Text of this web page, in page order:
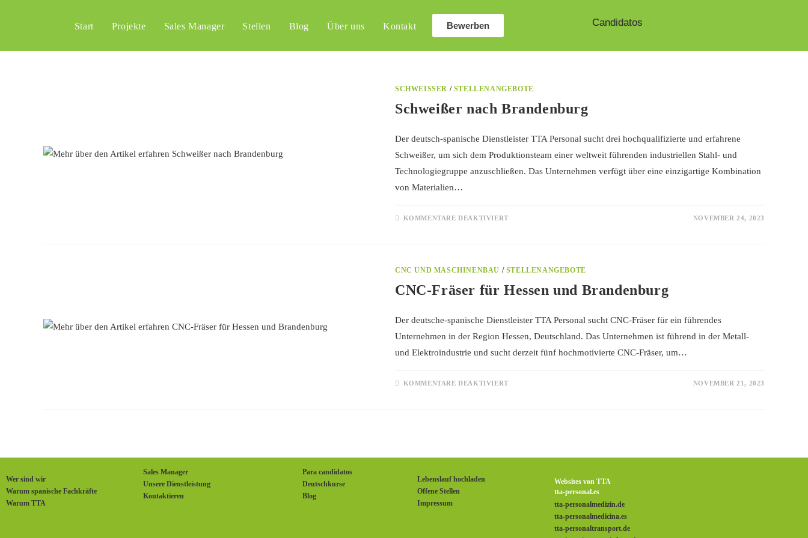
Start Projekte Sales Manager Stellen Blog Über uns Kontakt Bewerben Candidatos
SCHWEISSER / STELLENANGEBOTE
Schweißer nach Brandenburg
Der deutsch-spanische Dienstleister TTA Personal sucht drei hochqualifizierte und erfahrene
Schweißer, um sich dem Produktionsteam einer weltweit führenden industriellen Stahl- und
Technologiegruppe anzuschließen. Das Unternehmen verfügt über eine einzigartige Kombination
von Materialien…
KOMMENTARE DEAKTIVIERT NOVEMBER 24, 2023
CNC UND MASCHINENBAU / STELLENANGEBOTE
CNC-Fräser für Hessen und Brandenburg
Der deutsche-spanische Dienstleister TTA Personal sucht CNC-Fräser für ein führendes
Unternehmen in der Region Hessen, Deutschland. Das Unternehmen ist führend in der Metall-
und Elektroindustrie und sucht derzeit fünf hochmotivierte CNC-Fräser, um…
KOMMENTARE DEAKTIVIERT NOVEMBER 21, 2023
Wer sind wir
Warum spanische Fachkräfte
Warum TTA
Sales Manager
Unsere Dienstleistung
Kontaktieren
Para candidatos
Deutschkurse
Blog
Lebenslauf hochladen
Offene Stellen
Impressum
Websites von TTA
tta-personal.es
tta-personalmedizin.de
tta-personalmedicina.es
tta-personaltransport.de